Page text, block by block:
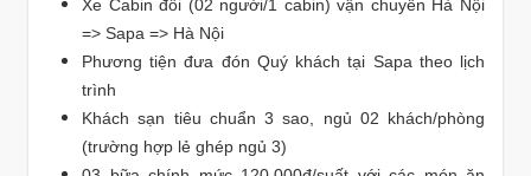
Xe Cabin đôi (02 người/1 cabin) vận chuyển Hà Nội
=> Sapa => Hà Nội
Phương tiện đưa đón Quý khách tại Sapa theo lịch
trình
Khách sạn tiêu chuẩn 3 sao, ngủ 02 khách/phòng
(trường hợp lẻ ghép ngủ 3)